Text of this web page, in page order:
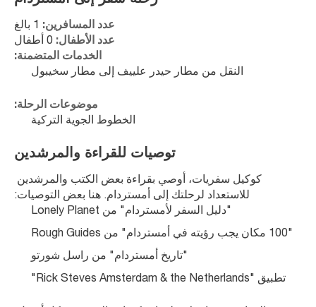
عدد المسافرين:
عدد الأطفال:
الخدمات المتضمنة:
النقل من مطار حيدر علييف إلى مطار سخيبول
موضوعات الرحلة:
الخطوط الجوية التركية
توصيات للقراءة والمرشدين
للاستعداد لرحلتك إلى أمستردام. هنا بعض التوصيات:
"دليل السفر لأمستردام" من Lonely Planet
"100 مكان يجب رؤيته في أمستردام" من Rough Guides
"تاريخ أمستردام" من راسل شورتو
تطبيق "Rick Steves Amsterdam & the Netherlands"